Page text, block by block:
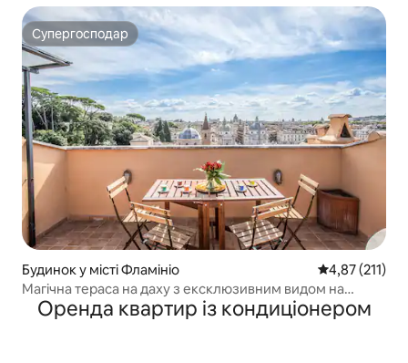
Супергосподар
Супергосподар
Будинок у місті Фламініо Середня
4,87 (211)
Магічна тераса на даху з ексклюзивним видом на
Пьяцца-дель-Пополо
Оренда квартир із кондиціонером